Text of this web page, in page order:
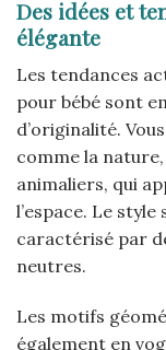
Des idées et
élégante
Les tendances
pour bébé sont
d’originalité.
comme la
animaliers, qui
l’espace. Le
caractérisé par
neutres.
Les motifs
également en